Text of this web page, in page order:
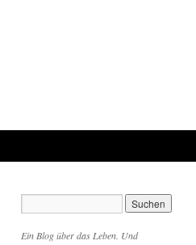
Ein Blog über das Leben. Und